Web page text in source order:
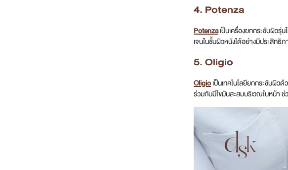
4. Potenza
Potenzaเป็นเครื่องยกกระชับผิวรุ่
เจนในชั้นผิวหนังได้อย่างมีประสิทธิ
5. Oligio
Oligioเป็นเทคโนโลยียกกระชับผิ
ร่วมกับมีไขมันสะสมบริเวณใบหน้า ช่